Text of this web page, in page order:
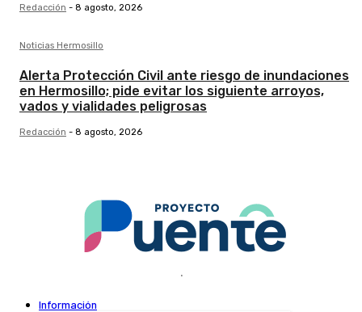
Redacción - 8 agosto, 2026
Noticias Hermosillo
Alerta Protección Civil ante riesgo de inundaciones
en Hermosillo; pide evitar los siguiente arroyos,
vados y vialidades peligrosas
Redacción - 8 agosto, 2026
.
Información